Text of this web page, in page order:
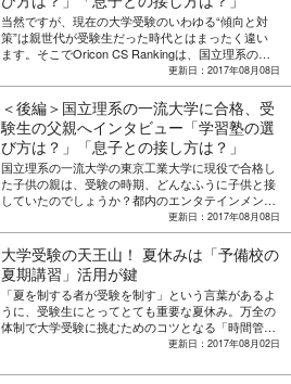
当然ですが、現在の大学受験のいわゆる“傾向と対
策”は親世代が受験生だった時代とはまったく違い
ます。そこでOricon CS Rankingは、国立理系の一
流大学である東京工業大学に現役で入学した息子を
持つ50代の父親に取材。“受験生の父親がやるべき
こと”をテーマに、前編「学習塾の選び方」、後編
「受験生との接し方」の2回に絞って話を聞きまし
た。その前編を掲載！
更新日：2017年08月08日
＜後編＞国立理系の一流大学に合格、受
験生の父親へインタビュー「学習塾の選
び方は？」「息子との接し方は？」
国立理系の一流大学の東京工業大学に現役で合格し
た子供の親は、受験の時期、どんなふうに子供と接
していたのでしょうか？都内のエンタテインメント
系情報会社に勤務する父親は「受験勉強は、本人が
決めてきた塾の先生にお任せ。親は何もやってませ
んよ」といいますが、子供の自主性を重んじ、それ
をさりげなく後押しするスタンスは、難関校を目指
す息子とって力強いサポートになっていたはず。さ
らに「本人が望んでいること以上のことを期待しな
いことが大事」と言葉を重ねます。前編「学習塾の
選び方」、後編「受験生との接し方」の2回にわた
更新日：2017年08月08日
大学受験の天王山！ 夏休みは「予備校の
夏期講習」活用が鍵
「夏を制する者が受験を制す」という言葉があるよ
うに、受験生にとってとても重要な夏休み。万全の
体制で大学受験に挑むためのコツとなる「時間管理
力」は、予備校の夏期講習を活用して習得できる。
更新日：2017年08月02日